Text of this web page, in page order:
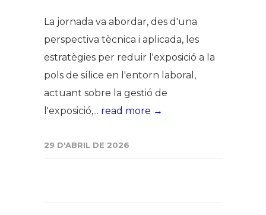
La jornada va abordar, des d'una
perspectiva tècnica i aplicada, les
estratègies per reduir l'exposició a la
pols de sílice en l'entorn laboral,
actuant sobre la gestió de
l'exposició,... read more →
29 D'ABRIL DE 2026